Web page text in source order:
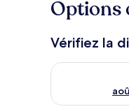
Options
Vérifiez la
Vérifier la